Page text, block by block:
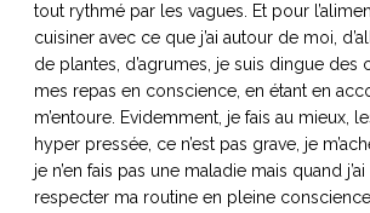
tout rythmé par les vagues. Et pour
cuisiner avec ce que j’ai autour de moi,
de plantes, d’agrumes, je suis dingue des
mes repas en conscience, en étant en
m’entoure. Evidemment, je fais au mieux,
hyper pressée, ce n’est pas grave, je
je n’en fais pas une maladie mais quand
respecter ma routine en pleine